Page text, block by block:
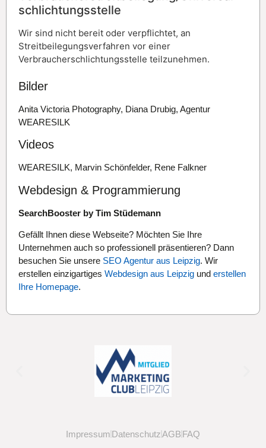
schlichtungs­stelle
Wir sind nicht bereit oder verpflichtet, an
Streitbeilegungsverfahren vor einer
Verbraucherschlichtungsstelle teilzunehmen.
Bilder
Anita Victoria Photography, Diana Drubig, Agentur
WEARESILK
Videos
WEARESILK, Marvin Schönfelder, Rene Falkner
Webdesign & Programmierung
SearchBooster by Tim Stüdemann
Gefällt Ihnen diese Webseite? Möchten Sie Ihre
Unternehmen auch so professionell präsentieren? Dann
besuchen Sie unsere SEO Agentur aus Leipzig. Wir
erstellen einzigartiges Webdesign aus Leipzig und erstellen
Ihre Homepage.
Impressum DatenschutzAGB FAQ